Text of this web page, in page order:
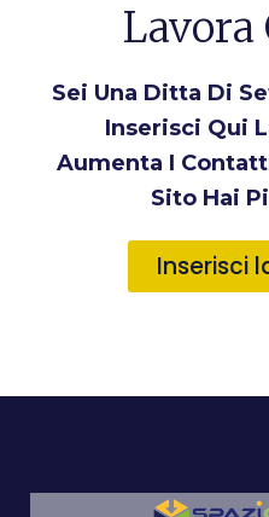
Lavora
Sei Una Ditta Di
Inserisci Qui
Aumenta I
Sito Hai
Inserisci